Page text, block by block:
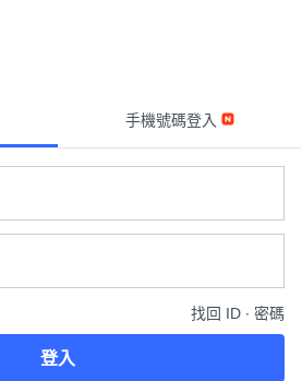
手機號碼登入
找回 ID ∙ 密碼
登入